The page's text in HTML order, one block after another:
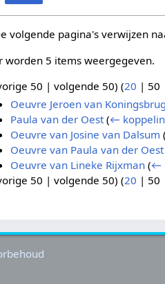
volgende pagina's verwijzen
worden 5 items weergegeven.
50 |volgende 50) (20 | 50
Oeuvre Jeroen van
Paula van der Oest (←
Oeuvre van Josine van Dalsum (
Oeuvre van Paula van der Oest
Oeuvre van Lineke Rijxman (←
50 |volgende 50) (20 | 50